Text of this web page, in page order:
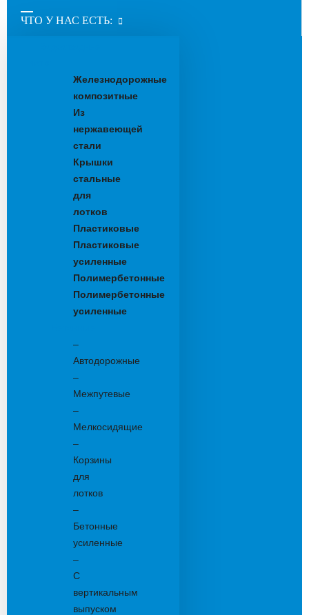
ЧТО У НАС ЕСТЬ:
Железнодорожные
композитные
Из
нержавеющей
стали
Крышки
стальные
для
лотков
Пластиковые
Пластиковые
усиленные
Полимербетонные
Полимербетонные
усиленные
–
Автодорожные
–
Межпутевые
–
Мелкосидящие
–
Корзины
для
лотков
–
Бетонные
усиленные
–
С
вертикальным
выпуском